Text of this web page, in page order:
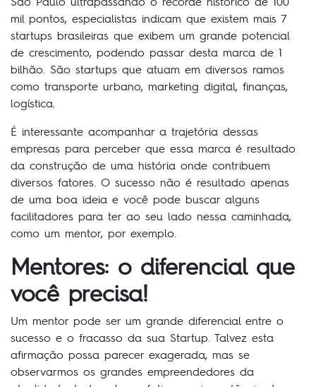
mil pontos, especialistas indicam que existem mais 7
startups brasileiras que exibem um grande potencial
de crescimento, podendo passar desta marca de 1
bilhão. São startups que atuam em diversos ramos
como transporte urbano, marketing digital, finanças,
logística.
É interessante acompanhar a trajetória dessas
empresas para perceber que essa marca é resultado
da construção de uma história onde contribuem
diversos fatores. O sucesso não é resultado apenas
de uma boa ideia e você pode buscar alguns
facilitadores para ter ao seu lado nessa caminhada,
como um mentor, por exemplo.
Mentores: o diferencial que
você precisa!
Um mentor pode ser um grande diferencial entre o
sucesso e o fracasso da sua Startup. Talvez esta
afirmação possa parecer exagerada, mas se
observarmos os grandes empreendedores da